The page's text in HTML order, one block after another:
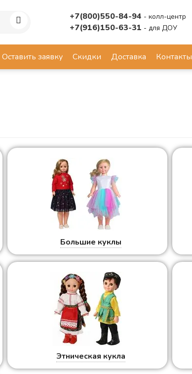
+7(800)550-84-94 - колл-центр
+7(916)150-63-31 - для ДОУ
Оставить заявку Скидки Доставка Контакты
Большие куклы
Этническая кукла